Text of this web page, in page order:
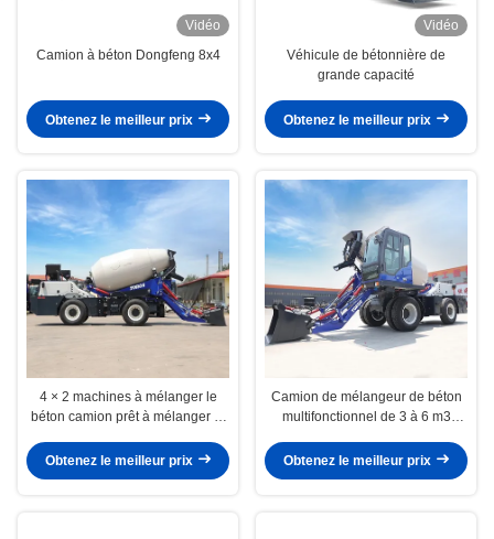
Vidéo
Camion à béton Dongfeng 8x4
Obtenez le meilleur prix
Vidéo
Véhicule de bétonnière de
grande capacité
Obtenez le meilleur prix
4 × 2 machines à mélanger le
béton camion prêt à mélanger le
de construction
Obtenez le meilleur prix
Camion de mélangeur de béton
multifonctionnel de 3 à 6 m3
Obtenez le meilleur prix